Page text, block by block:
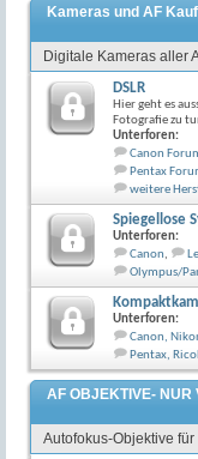
Kameras und AF
Digitale Kameras aller
DSLR
Hier geht es
Fotografie zu
Unterforen:
Canon
Pentax
weitere
Spiegellose
Unterforen:
Canon,
Olympus/
Unterforen:
Canon,
Pentax,
AF OBJEKTIVE- NUR
Autofokus-Objektive